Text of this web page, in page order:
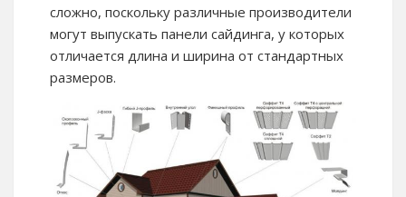
сложно, поскольку различные производители
могут выпускать панели сайдинга, у которых
отличается длина и ширина от стандартных
размеров.